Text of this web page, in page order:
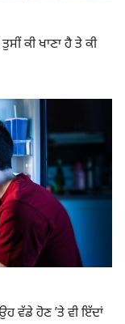
ਕੀ ਖਾਣਾ ਹੈ ਤੇ ਕੀ
ਵੱਡੇ ਹੋਣ ʼਤੇ ਵੀ ਇੱਦਾਂ